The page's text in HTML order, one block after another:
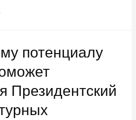
потенциалу
Президентский